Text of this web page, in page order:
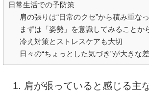
日常生活での予防策
肩の張りは“日常のクセ”から積み重な
まずは「姿勢」を意識してみることか
冷え対策とストレスケアも大切
日々の“ちょっとした気づき”が大きな
1. 肩が張っていると感じる主